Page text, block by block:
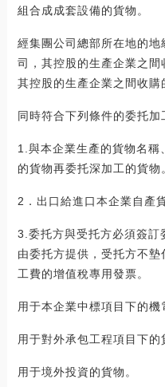
組合成成套設備的貨物。
經集團公司總部所在地的
司，其控股的生產企業之
其控股的生產企業之間收購
同時符合下列條件的委托加
1.與本企業生產的貨物名稱
的貨物再委托深加工的貨物
2．出口給進口本企業自產
3.委托方與受托方必須簽訂
由委托方提供，受托方不
工費的增值稅專用發票。
用于本企業中標項目下的機
用于對外承包工程項目下的
用于境外投資的貨物。